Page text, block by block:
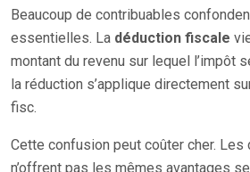
Beaucoup de contribuables
essentielles. La déduction fiscale
montant du revenu sur lequel l’impôt
la réduction s’applique directement
fisc.
Cette confusion peut coûter cher. Les
n’offrent pas les mêmes avantages